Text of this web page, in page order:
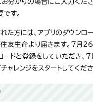
お分かりの場合にご入力くだ
です。
た方には、アプリのダウンロ
友生命より届きます。7月26
ードと登録をしていただき、
チャレンジをスタートしてくださ